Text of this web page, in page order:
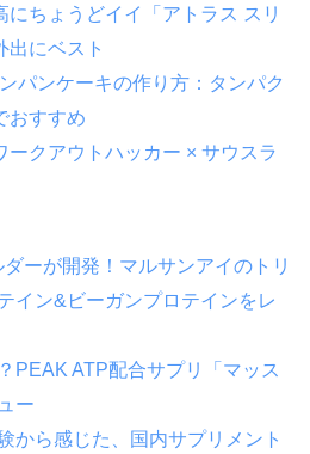
にちょうどイイ「アトラス スリ
出にベスト
パンケーキの作り方：タンパク
おすすめ
ークアウトハッカー × サウスラ
ダーが開発！マルサンアイのトリ
イン&ビーガンプロテインをレ
PEAK ATP配合サプリ「マッス
ー
から感じた、国内サプリメント